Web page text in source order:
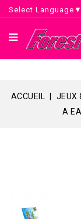
Select Language ▼
ACCUEIL JEUX
A